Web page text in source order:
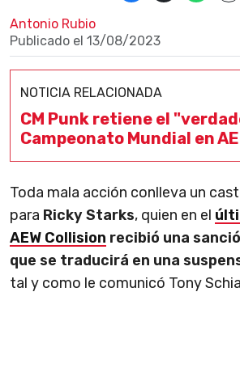
Antonio Rubio
Publicado el 13/08/2023
NOTICIA RELACIONADA
CM Punk retiene el
Campeonato Mundial en
Toda mala acción conlleva un
para Ricky Starks, quien en el
AEW Collision recibió una
que se traducirá en una
tal y como le comunicó Tony